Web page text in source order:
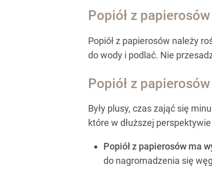
Popiół z
Popiół z papierosów należy
do wody i podlać. Nie
Popiół z
Były plusy, czas zająć się
które w dłuższej
Popiół z papierosów ma
do nagromadzenia się